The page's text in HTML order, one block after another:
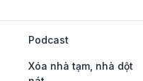
Podcast
Xóa nhà tạm, nhà dột